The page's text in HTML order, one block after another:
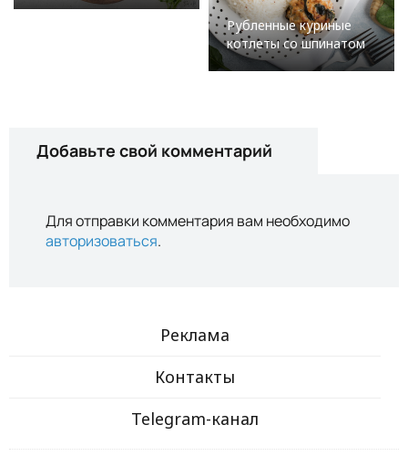
Рубленные куриные
котлеты со шпинатом
Добавьте свой комментарий
Для отправки комментария вам необходимо
авторизоваться.
Реклама
Контакты
Telegram-канал